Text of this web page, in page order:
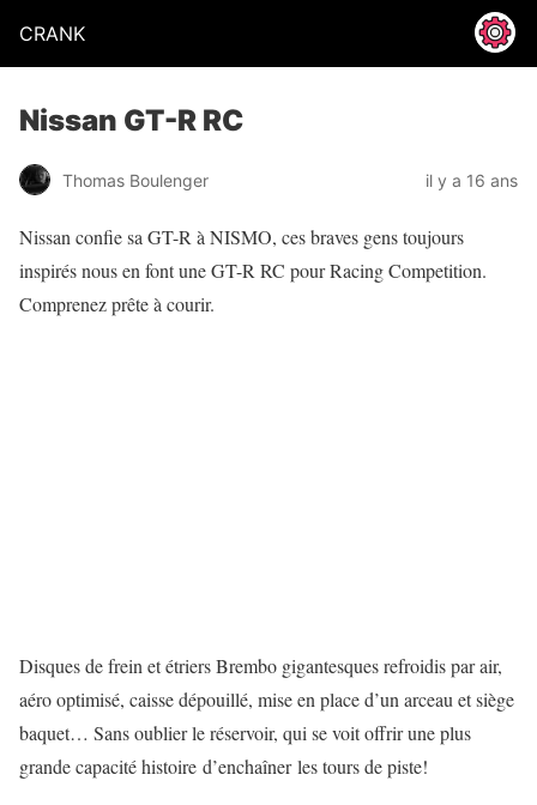
CRANK
Nissan GT-R RC
Thomas Boulenger il y a 16 ans
Nissan confie sa GT-R à NISMO, ces braves gens toujours
inspirés nous en font une GT-R RC pour Racing Competition.
Comprenez prête à courir.
Disques de frein et étriers Brembo gigantesques refroidis par air,
aéro optimisé, caisse dépouillé, mise en place d’un arceau et siège
baquet… Sans oublier le réservoir, qui se voit offrir une plus
grande capacité histoire d’enchaîner les tours de piste!